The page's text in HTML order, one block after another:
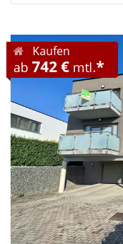
Kaufen
ab 742 € mtl.*